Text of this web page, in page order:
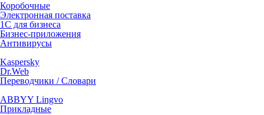
Коробочные
Электронная поставка
1С для бизнеса
Бизнес-приложения
Антивирусы
Kaspersky
Dr.Web
Переводчики / Словари
ABBYY Lingvo
Прикладные